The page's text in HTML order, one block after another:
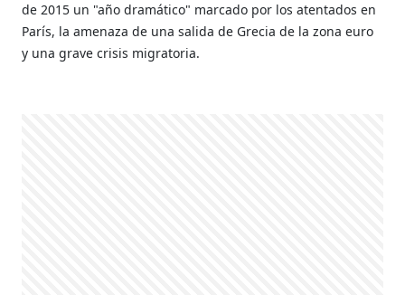
de 2015 un "año dramático" marcado por los atentados en
París, la amenaza de una salida de Grecia de la zona euro
y una grave crisis migratoria.